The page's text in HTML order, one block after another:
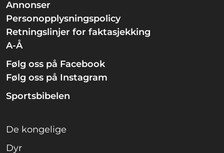
Annonser
Personopplysningspolicy
Retningslinjer for faktasjekking
A-Å
Følg oss på Facebook
Følg oss på Instagram
Sportsbibelen
De kongelige
Dyr